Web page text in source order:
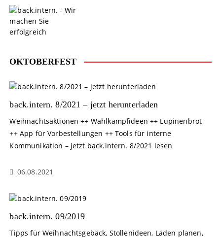
OKTOBERFEST
back.intern. 8/2021 – jetzt herunterladen
Weihnachtsaktionen ++ Wahlkampfideen ++ Lupinenbrot
++ App für Vorbestellungen ++ Tools für interne
Kommunikation – jetzt back.intern. 8/2021 lesen
06.08.2021
back.intern. 09/2019
Tipps für Weihnachtsgebäck, Stollenideen, Läden planen,